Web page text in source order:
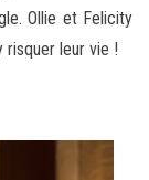
Ollie et Felicity
risquer leur vie !